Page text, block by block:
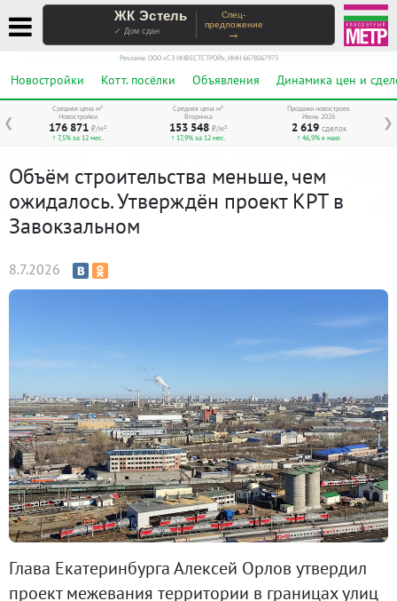
ЖК Эстель
✓ Дом сдан
Спец-
предложение
→
Реклама. ООО «СЗ ИНВЕСТСТРОЙ», ИНН 6678067973
Новостройки Котт. посёлки Объявления Динамика цен и
❮ ❯
Средняя цена м²
Новостройки
176 871 ₽/м²
↑ 7,5% за 12 мес.
Средняя цена м²
Вторичка
153 548 ₽/м²
↑ 17,9% за 12 мес.
Продажи новостроек
Июнь 2026
2 619 сделок
↑ 46,9% к маю
Объём строительства меньше, чем
ожидалось. Утверждён проект КРТ в
Завокзальном
8.7.2026
Глава Екатеринбурга Алексей Орлов утвердил
проект межевания территории в границах улиц